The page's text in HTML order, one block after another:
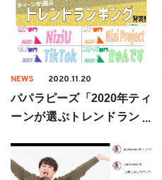
NEWS 2020.11.20
パパラピーズ「2020年ティ
ーンが選ぶトレンドランキ
部門でランクイン!